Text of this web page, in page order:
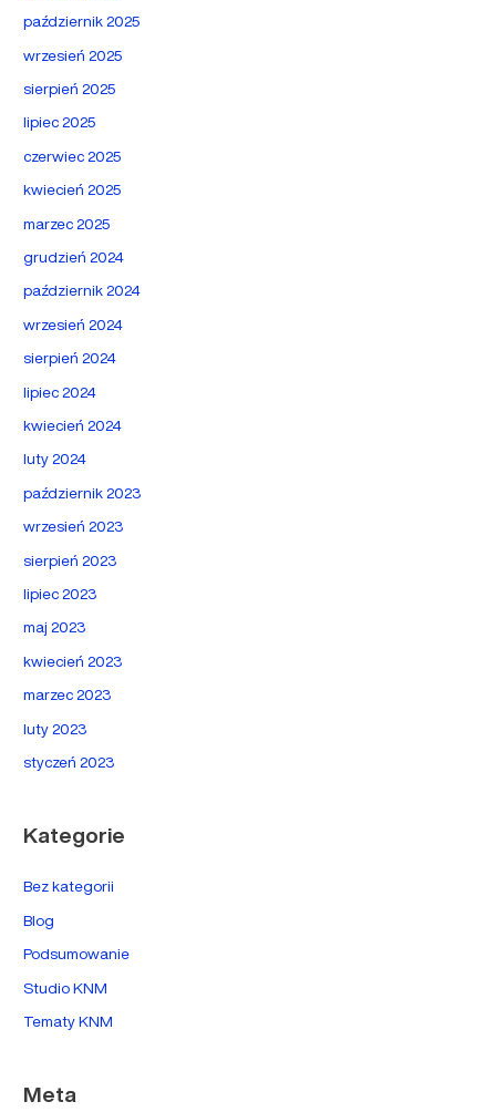
październik 2025
wrzesień 2025
sierpień 2025
lipiec 2025
czerwiec 2025
kwiecień 2025
marzec 2025
grudzień 2024
październik 2024
wrzesień 2024
sierpień 2024
lipiec 2024
kwiecień 2024
luty 2024
październik 2023
wrzesień 2023
sierpień 2023
lipiec 2023
maj 2023
kwiecień 2023
marzec 2023
luty 2023
styczeń 2023
Kategorie
Bez kategorii
Blog
Podsumowanie
Studio KNM
Tematy KNM
Meta